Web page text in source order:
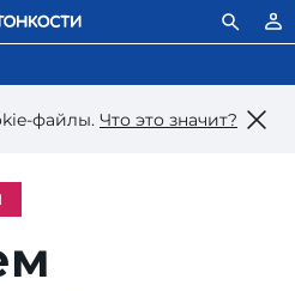
файлы. Что это значит?